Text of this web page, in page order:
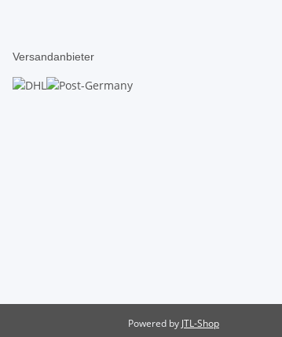
Versandanbieter
Powered by JTL-Shop